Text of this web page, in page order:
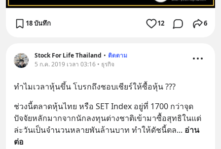
18 บันทึก 12 6
Stock For Life Thailand • ติดตาม
5 ก.ค. 2019 เวลา 03:16 • ธุรกิจ
ทำไมเวลาหุ้นขึ้น โบรกถึงชอบเชียร์ให้ซื้อหุ้น ???
ช่วงนี้ตลาดหุ้นไทย หรือ SET Index อยู่ที่ 1700 กว่าจุด
ปัจจัยหลักมากจากนักลงทุนต่างชาติเข้ามาซื้อสุทธิในแต่
ล่ะวันเป็นจำนวนหลายพันล้านบาท ทำให้ดัชนี้ตล... อ่าน
ต่อ